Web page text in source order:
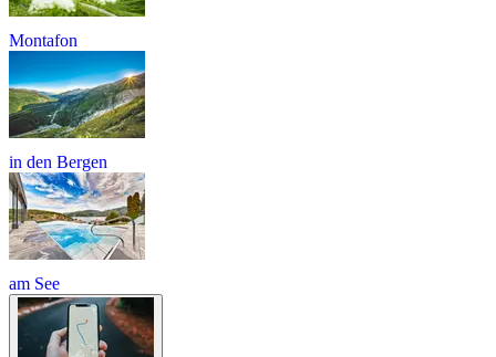
Montafon
in den Bergen
am See